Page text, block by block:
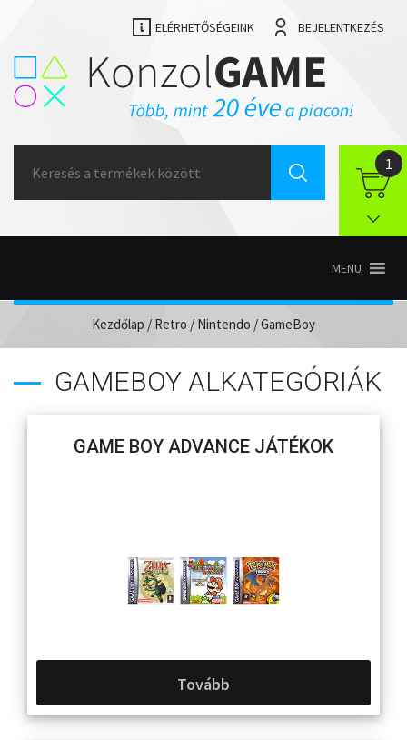
ELÉRHETŐSÉGEINK BEJELENTKEZÉS
for:
1
MENU
Kezdőlap / Retro / Nintendo / GameBoy
GAMEBOY ALKATEGÓRIÁK
GAME BOY ADVANCE JÁTÉKOK
Tovább